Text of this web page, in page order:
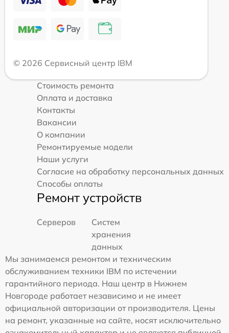
© 2026 Сервисный центр IBM
Стоимость ремонта
Оплата и доставка
Контакты
Вакансии
О компании
Ремонтируемые модели
Наши услуги
Согласие на обработку персональных данных
Способы оплаты
Ремонт устройств
Серверов
Систем
хранения
данных
Мы занимаемся ремонтом и техническим
обслуживанием техники IBM по истечении
гарантийного периода. Наш центр в Нижнем
Новгороде работает независимо и не имеет
официальной авторизации от производителя. Цены
на ремонт, указанные на сайте, носят исключительно